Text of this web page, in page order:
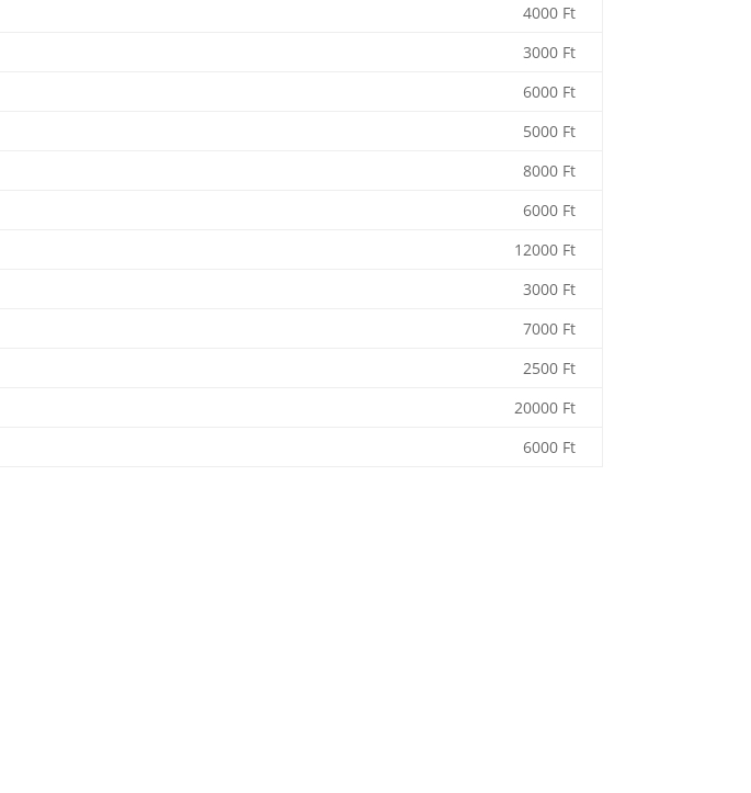
4000 Ft
3000 Ft
6000 Ft
5000 Ft
8000 Ft
6000 Ft
12000 Ft
3000 Ft
7000 Ft
2500 Ft
20000 Ft
6000 Ft